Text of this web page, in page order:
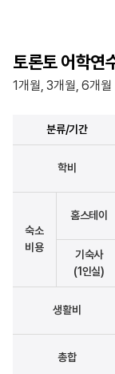
토론토 어학연
1개월, 3개월, 6개월
분류/기간
학비
숙소
비용
홈스테이
기숙사
(1인실)
생활비
총합